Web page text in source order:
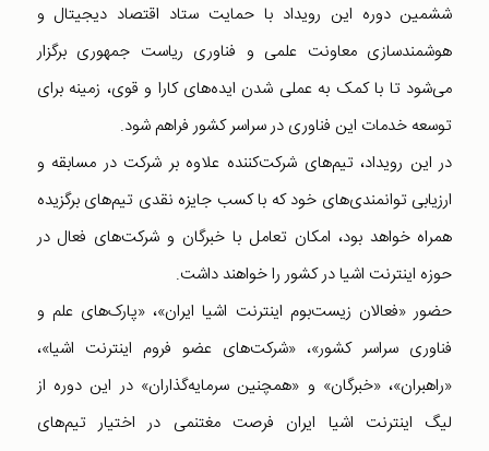
ششمین دوره این رویداد با حمایت ستاد اقتصاد دیجیتال و
هوشمندسازی معاونت علمی و فناوری ریاست جمهوری برگزار
می‌شود تا با کمک به عملی شدن ایده‌های کارا و قوی، زمینه‏ برای
توسعه خدمات این فناوری در سراسر کشور فراهم شود.
در این رویداد، تیم‌های شرکت‌کننده علاوه بر شرکت در مسابقه و
ارزیابی توانمندی‌های خود که با کسب جایزه نقدی تیم‌های برگزیده
همراه خواهد بود، امکان تعامل با خبرگان و شرکت‌های فعال در
حوزه اینترنت اشیا در کشور را خواهند داشت.
حضور «فعالان زیست‌بوم‌ اینترنت اشیا ایران»، «پارک‌های علم و
فناوری سراسر کشور»، «شرکت‌های عضو فروم اینترنت اشیا»،
«راهبران»، «خبرگان» و «همچنین سرمایه‌گذاران» در این دوره از
لیگ اینترنت اشیا ایران فرصت مغتنمی در اختیار تیم‌های